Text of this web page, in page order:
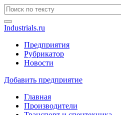
Industrials.ru
Предприятия
Рубрикатор
Новости
Добавить предприятие
Главная
Производители